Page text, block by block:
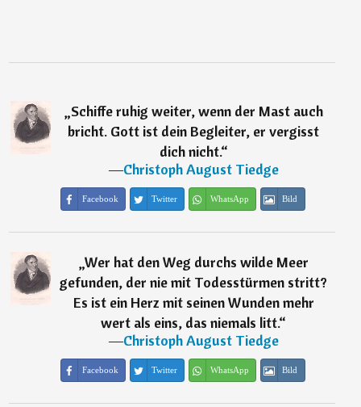
„Schiffe ruhig weiter, wenn der Mast auch
bricht. Gott ist dein Begleiter, er vergisst
dich nicht.“
―Christoph August Tiedge
Facebook Twitter WhatsApp Bild
„Wer hat den Weg durchs wilde Meer
gefunden, der nie mit Todesstürmen stritt?
Es ist ein Herz mit seinen Wunden mehr
wert als eins, das niemals litt.“
―Christoph August Tiedge
Facebook Twitter WhatsApp Bild